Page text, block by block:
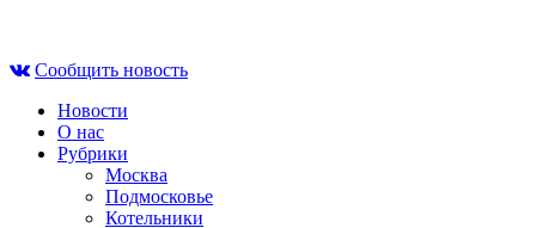
contentСообщить новость
Новости
О нас
Рубрики
Москва
Подмосковье
Котельники